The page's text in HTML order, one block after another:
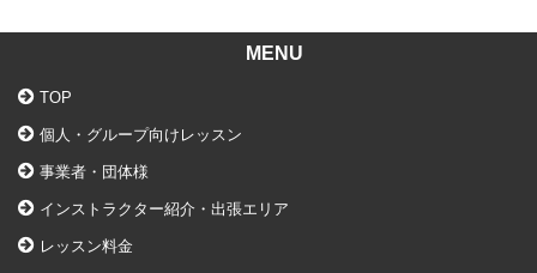
MENU
TOP
個人・グループ向けレッスン
事業者・団体様
インストラクター紹介・出張エリア
レッスン料金